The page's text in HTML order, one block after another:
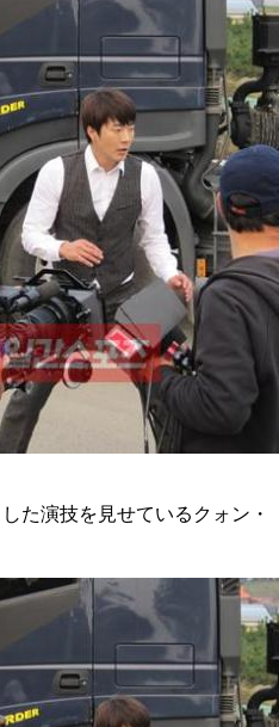
た演技を見せているクォン・